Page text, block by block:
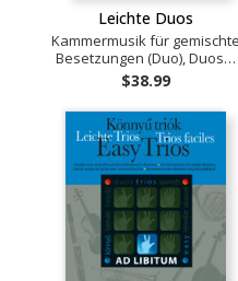
Leichte Duos
Kammermusik für gemischte
Besetzungen (Duo), Duos…
$38.99